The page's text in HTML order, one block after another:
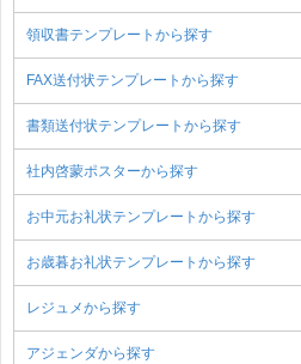
領収書テンプレートから探す
FAX送付状テンプレートから探す
書類送付状テンプレートから探す
社内啓蒙ポスターから探す
お中元お礼状テンプレートから探す
お歳暮お礼状テンプレートから探す
レジュメから探す
アジェンダから探す